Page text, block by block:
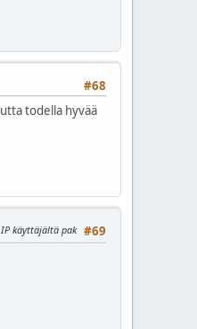
#68
todella hyvää
#69
käyttäjältä pak